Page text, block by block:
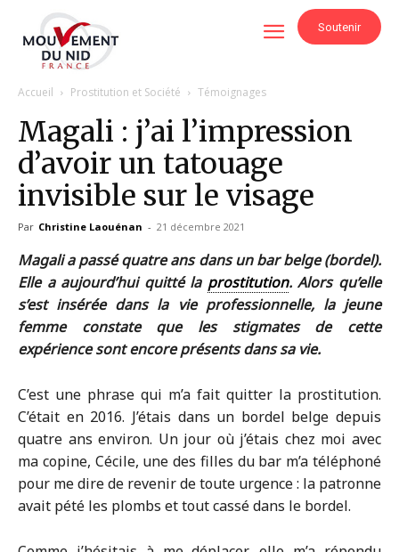
Soutenir
Accueil Prostitution et Société Témoignages
Magali : j’ai l’impression
d’avoir un tatouage
invisible sur le visage
Par Christine Laouénan - 21 décembre 2021
Magali a passé quatre ans dans un bar belge (bordel).
Elle a aujourd’hui quitté la prostitution. Alors qu’elle
s’est insérée dans la vie professionnelle, la jeune
femme constate que les stigmates de cette
expérience sont encore présents dans sa vie.
C’est une phrase qui m’a fait quitter la prostitution.
C’était en 2016. J’étais dans un bordel belge depuis
quatre ans environ. Un jour où j’étais chez moi avec
ma copine, Cécile, une des filles du bar m’a téléphoné
pour me dire de revenir de toute urgence : la patronne
avait pété les plombs et tout cassé dans le bordel.